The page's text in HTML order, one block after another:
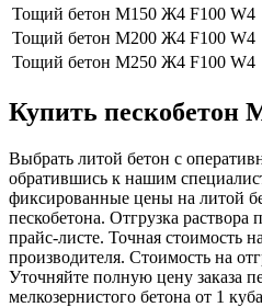
Тощий бетон М150 Ж4 F100 W4
Тощий бетон М200 Ж4 F100 W4
Тощий бетон М250 Ж4 F100 W4
Купить пескобетон
Выбрать литой бетон с
обратившись к нашим
фиксированные цены на литой
пескобетона. Отгрузка
прайс-листе. Точная стоимость
производителя. Стоимость на
Уточняйте полную цену заказа
мелкозернистого бетона от 1